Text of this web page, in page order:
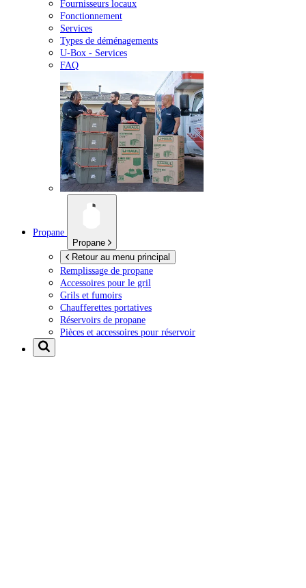
Fournisseurs locaux
Fonctionnement
Services
Types de déménagements
U-Box - Services
FAQ
Propane
Propane
Retour au menu principal
Remplissage de propane
Accessoires pour le gril
Grils et fumoirs
Chaufferettes portatives
Réservoirs de propane
Pièces et accessoires pour réservoir